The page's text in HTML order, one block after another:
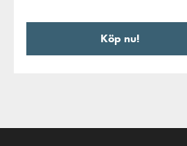
Köp nu!